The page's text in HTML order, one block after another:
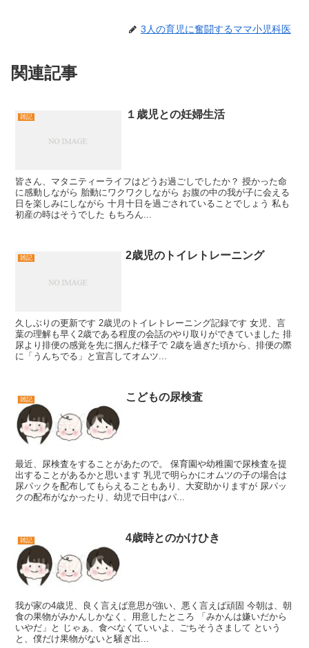
3人の育児に奮闘するママ小児科医
関連記事
雑記 １歳児との妊婦生活
皆さん、マタニティーライフはどうお過ごしでしたか？ 授かった命
に感動しながら 胎動にワクワクしながら お腹の中の我が子に会える
日を楽しみにしながら 十月十日を過ごされていることでしょう 私も
初産の時はそうでした もちろん...
雑記 2歳児のトイレトレーニング
久しぶりの更新です 2歳児のトイレトレーニング記録です 女児、言
葉の理解も早く2歳である程度の会話のやり取りができていました 排
尿より排便の感覚を先に掴んだ様子で 2歳を過ぎた頃から、排便の際
に「うんちでる」と宣言してオムツ...
雑記 こどもの尿検査
最近、尿検査をすることがあたので。 保育園や幼稚園で尿検査を提
出することがあるかと思います 乳児で明らかにオムツの子の場合は
尿パックを配布してもらえることもあり、大変助かりますが 尿パッ
クの配布がなかったり、幼児で日中はパ...
雑記 4歳時とのかけひき
我が家の4歳児、良く言えば意思が強い、悪く言えば頑固 今朝は、朝
食の果物がみかんしかなく、用意したところ 「みかんは嫌いだから
いやだ」と じゃぁ、食べなくていいよ、ごちそうさまして という
と、僕だけ果物がないと騒ぎ出...